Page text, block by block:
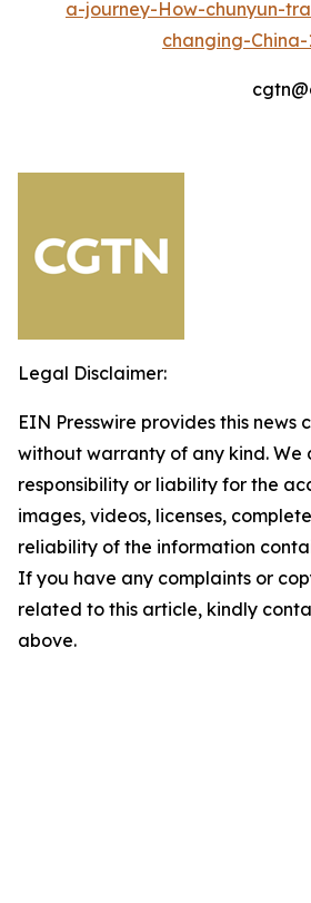
a-journey-How-chunyun-
changing-
Legal Disclaimer:
EIN Presswire provides this news
without warranty of any kind. We
responsibility or liability for the
images, videos, licenses,
reliability of the information
If you have any complaints or
related to this article, kindly
above.